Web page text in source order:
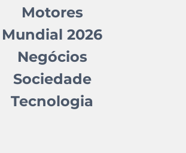
Motores
Mundial 2026
Negócios
Sociedade
Tecnologia